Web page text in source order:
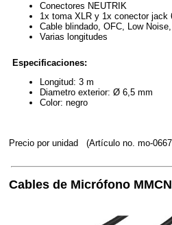
Conectores NEUTRIK
1x toma XLR y 1x conector jack
Cable blindado, OFC, Low
Varias longitudes
Especificaciones:
Longitud: 3 m
Diametro exterior: Ø 6,5 mm
Color: negro
Precio por unidad (Artículo no. mo-
Cables de Micrófono